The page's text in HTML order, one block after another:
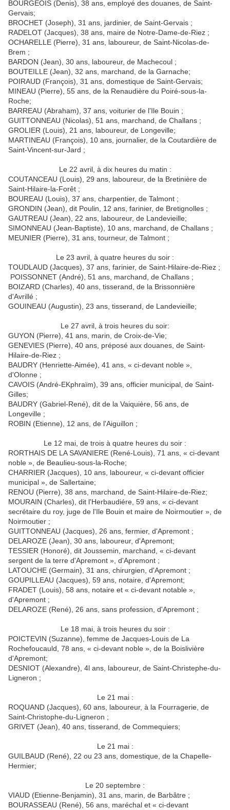
BOURGEOIS (Denis), 38 ans, employé des douanes, de Saint-
Gervais;
BROCHET (Joseph), 31 ans, jardinier, de Saint-Gervais ;
RADELOT (Jacques), 38 ans, maire de Notre-Dame-de-Riez ;
OCHARELLE (Pierre), 31 ans, laboureur, de Saint-Nicolas-de-
Brem ;
BARDON (Jean), 30 ans, laboureur, de Machecoul ;
BOUTEILLE (Jean), 32 ans, marchand, de la Garnache;
POIRAUD (François), 31 ans, domestique de Saint-Gervais;
MINEAU (Pierre), 55 ans, de la Renaudière du Poiré-sous-la-
Roche;
BARREAU (Abraham), 37 ans, voiturier de l'Ile Bouin ;
GUITTONNEAU (Nicolas), 51 ans, marchand, de Challans ;
GROLIER (Louis), 21 ans, laboureur, de Longeville;
MARTINEAU (François), 10 ans, journalier, de la Coutardière de
Saint-Vincent-sur-Jard ;
Le 22 avril, à dix heures du matin :
COUTANCEAU (Louis), 29 ans, laboureur, de la Bretinière de
Saint-Hilaire-la-Forêt ;
BOUREAU (Louis), 37 ans, charpentier, de Talmont ;
GRONDIN (Jean), dit Poulin, 12 ans, farinier, de Bretignolles ;
GAUTREAU (Jean), 22 ans, laboureur, de Landevieille;
SIMONNEAU (Jean-Baptiste), 10 ans, marchand, de Challans ;
MEUNIER (Pierre), 31 ans, tourneur, de Talmont ;
Le 23 avril, à quatre heures du soir :
TOUDLAUD (Jacques), 37 ans, farinier, de Saint-Hilaire-de-Riez ;
POISSONNET (André), 51 ans, marchand, de Challans ;
BOIZARD (Charles), 40 ans, tisserand, de la Brissonnière
d'Avrillé ;
GOUINEAU (Augustin), 23 ans, tisserand, de Landevieille;
Le 27 avril, à trois heures du soir:
GUYON (Pierre), 41 ans, marin, de Croix-de-Vie;
GENEVIES (Pierre), 40 ans, préposé aux douanes, de Saint-
Hilaire-de-Riez ;
BAUDRY (Henriette-Aimée), 41 ans, « ci-devant noble »,
d'Olonne ;
CAVOIS (André-EKphraïm), 39 ans, officier municipal, de Saint-
Gilles;
BAUDRY (Gabriel-René), dit de la Vaiquière, 56 ans, de
Longeville ;
ROBIN (Etienne), 12 ans, de l'Aiguillon ;
Le 12 mai, de trois à quatre heures du soir :
RORTHAIS DE LA SAVANIERE (René-Louis), 71 ans, « ci-devant
noble », de Beaulieu-sous-la-Roche;
CHARRIER (Jacques), 10 ans, laboureur, « ci-devant officier
municipal », de Sallertaine;
RENOU (Pierre), 38 ans, marchand, de Saint-Hilaire-de-Riez;
MOURAIN (Charles), dit l'Herbaudiére, 59 ans, « ci-devant
secrétaire du roy, juge de l'Ile Bouin et maire de Noirmoutier », de
Noirmoutier ;
GUITTONNEAU (Jacques), 26 ans, fermier, d'Apremont ;
DELAROZE (Jean), 30 ans, laboureur, d'Apremont;
TESSIER (Honoré), dit Joussemin, marchand, « ci-devant
sergent de la terre d'Apremont », d'Apremont ;
LATOUCHE (Germain), 31 ans, chirurgien, d'Apremont ;
GOUPILLEAU (Jacques), 59 ans, notaire, d'Apremont;
FRADET (Louis), 58 ans, notaire et « ci-devant notable »,
d'Apremont ;
DELAROZE (René), 26 ans, sans profession, d'Apremont ;
Le 18 mai, à trois heures du soir :
POICTEVIN (Suzanne), femme de Jacques-Louis de La
Rochefoucauld, 78 ans, « ci-devant noble », de la Boislivière
d'Apremont;
DESNIOT (Alexandre), 4l ans, laboureur, de Saint-Christephe-du-
Ligneron ;
Le 21 mai :
ROQUAND (Jacques), 60 ans, laboureur, à la Fourragerie, de
Saint-Christophe-du-Ligneron ;
GRIVET (Jean), 40 ans, tisserand, de Commequiers;
Le 21 mai :
GUILBAUD (René), 22 ou 23 ans, domestique, de la Chapelle-
Hermier;
Le 20 septembre :
VIAUD (Etienne-Benjamin), 31 ans, marin, de Barbâtre ;
BOURASSEAU (René), 56 ans, maréchal et « ci-devant